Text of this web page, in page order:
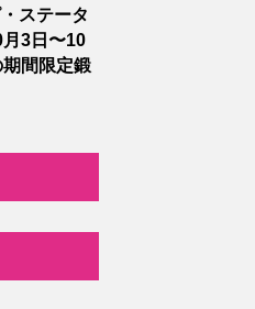
ステータ
3日〜10
間限定鍛